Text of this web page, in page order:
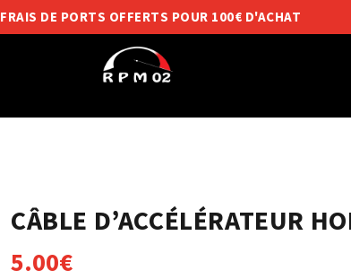
FRAIS DE PORTS OFFERTS POUR 100€ D'ACHAT
CÂBLE D’ACCÉLÉRATEUR
5.00€